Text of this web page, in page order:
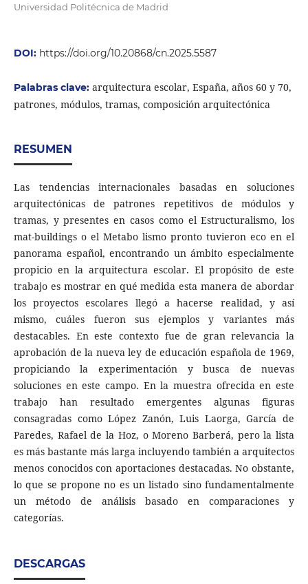
Universidad Politécnica de Madrid
DOI: https://doi.org/10.20868/cn.2025.5587
Palabras clave: arquitectura escolar, España, años 60 y 70,
patrones, módulos, tramas, composición arquitectónica
RESUMEN
Las tendencias internacionales basadas en soluciones
arquitectónicas de patrones repetitivos de módulos y
tramas, y presentes en casos como el Estructuralismo, los
mat-buildings o el Metabo lismo pronto tuvieron eco en el
panorama español, encontrando un ámbito especialmente
propicio en la arquitectura escolar. El propósito de este
trabajo es mostrar en qué medida esta manera de abordar
los proyectos escolares llegó a hacerse realidad, y así
mismo, cuáles fueron sus ejemplos y variantes más
destacables. En este contexto fue de gran relevancia la
aprobación de la nueva ley de educación española de 1969,
propiciando la experimentación y busca de nuevas
soluciones en este campo. En la muestra ofrecida en este
trabajo han resultado emergentes algunas figuras
consagradas como López Zanón, Luis Laorga, García de
Paredes, Rafael de la Hoz, o Moreno Barberá, pero la lista
es más bastante más larga incluyendo también a arquitectos
menos conocidos con aportaciones destacadas. No obstante,
lo que se propone no es un listado sino fundamentalmente
un método de análisis basado en comparaciones y
categorías.
DESCARGAS